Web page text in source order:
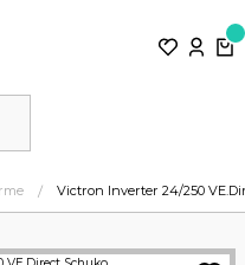
Victron Inverter 24/250